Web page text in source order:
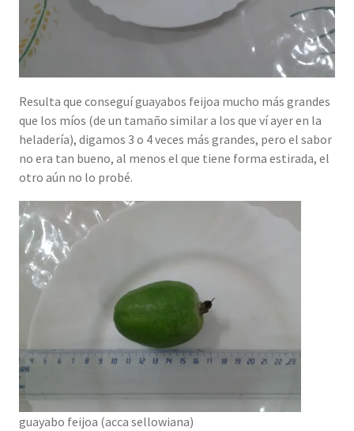
Resulta que conseguí guayabos feijoa mucho más grandes
que los míos (de un tamaño similar a los que ví ayer en la
heladería), digamos 3 o 4 veces más grandes, pero el sabor
no era tan bueno, al menos el que tiene forma estirada, el
otro aún no lo probé.
guayabo feijoa (acca sellowiana)